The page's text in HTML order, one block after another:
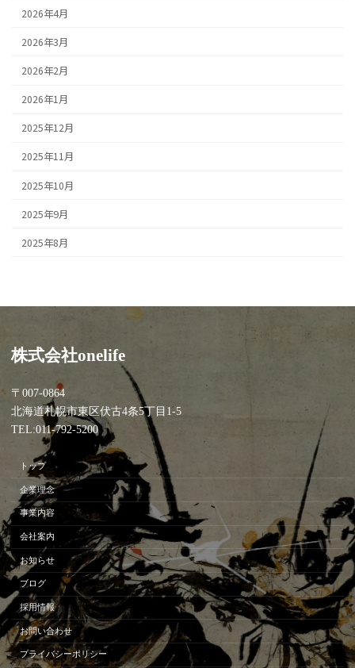
2026年4月
2026年3月
2026年2月
2026年1月
2025年12月
2025年11月
2025年10月
2025年9月
2025年8月
株式会社onelife
〒007-0864
北海道札幌市東区伏古4条5丁目1-5
TEL:011-792-5200
トップ
企業理念
事業内容
会社案内
お知らせ
ブログ
採用情報
お問い合わせ
プライバシーポリシー